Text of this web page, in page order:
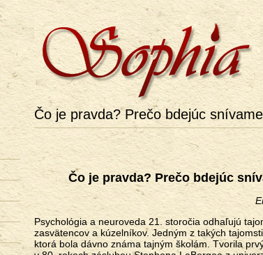
Čo je pravda? Prečo bdejúc
Čo je pravda? Prečo bdejúc
Psychológia a neuroveda 21. storočia odhaľujú
zasvätencov a kúzelníkov. Jedným z takých
ktorá bola dávno známa tajným školám. Tvorila